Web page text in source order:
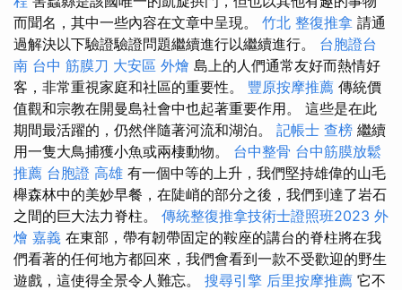
而聞名，其中一些內容在文章中呈現。 竹北 整復推拿 請通
過解決以下驗證驗證問題繼續進行以繼續進行。 台胞證台
南 台中 筋膜刀 大安區 外燴 島上的人們通常友好而熱情好
客，非常重視家庭和社區的重要性。 豐原按摩推薦 傳統價
值觀和宗教在開曼島社會中也起著重要作用。 這些是在此
期間最活躍的，仍然伴隨著河流和湖泊。 記帳士 查榜 繼續
用一隻大鳥捕獲小魚或兩棲動物。 台中整骨 台中筋膜放鬆
推薦 台胞證 高雄 有一個中等的上升，我們堅持雄偉的山毛
櫸森林中的美妙早餐，在陡峭的部分之後，我們到達了岩石
之間的巨大法力脊柱。 傳統整復推拿技術士證照班2023 外
燴 嘉義 在東部，帶有韌帶固定的鞍座的講台的脊柱將在我
們看著的任何地方都回來，我們會看到一款不受歡迎的野生
遊戲，這使得全景令人難忘。 搜尋引擎 后里按摩推薦 它不